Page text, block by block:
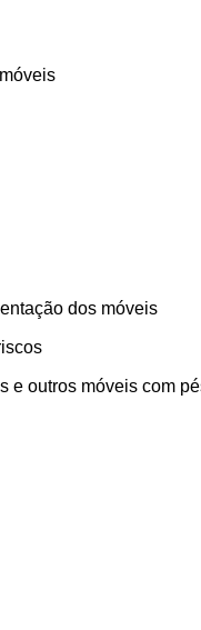
dos móveis
e outros móveis com